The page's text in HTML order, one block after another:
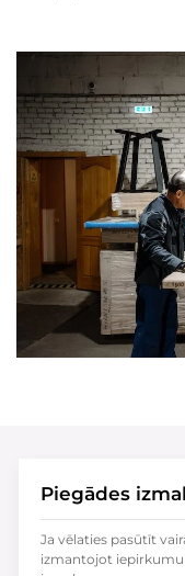
Piegādes
Ja vēlaties pasūtīt
izmantojot